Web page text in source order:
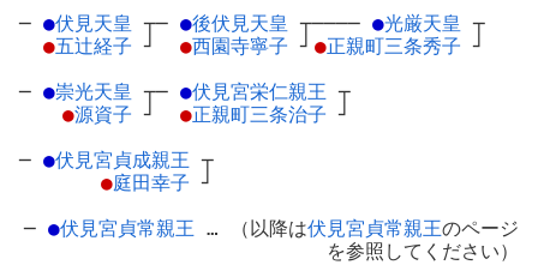
─ ●伏見天皇 ┬
●五辻経子 ┘
─ ●後伏見天皇 ┬
●西園寺寧子 ┘
──── ●光厳天皇 ┬
●正親町三条秀子 ┘
─ ●崇光天皇 ┬
●源資子 ┘
─ ●伏見宮栄仁親王 ┬
●正親町三条治子 ┘
─ ●伏見宮貞成親王 ┬
●庭田幸子 ┘
─ ●伏見宮貞常親王 … （以降は伏見宮貞常親王のページ
を参照してください）